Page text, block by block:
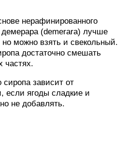
нерафинированного
демерара (demerara) лучше
можно взять и свекольный.
достаточно смешать
частях.
сиропа зависит от
если ягоды сладкие и
не добавлять.